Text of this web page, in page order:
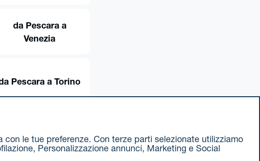
da Pescara a
Venezia
Pescara a Torino
le tue preferenze. Con terze parti selezionate utilizziamo
Personalizzazione annunci, Marketing e Social